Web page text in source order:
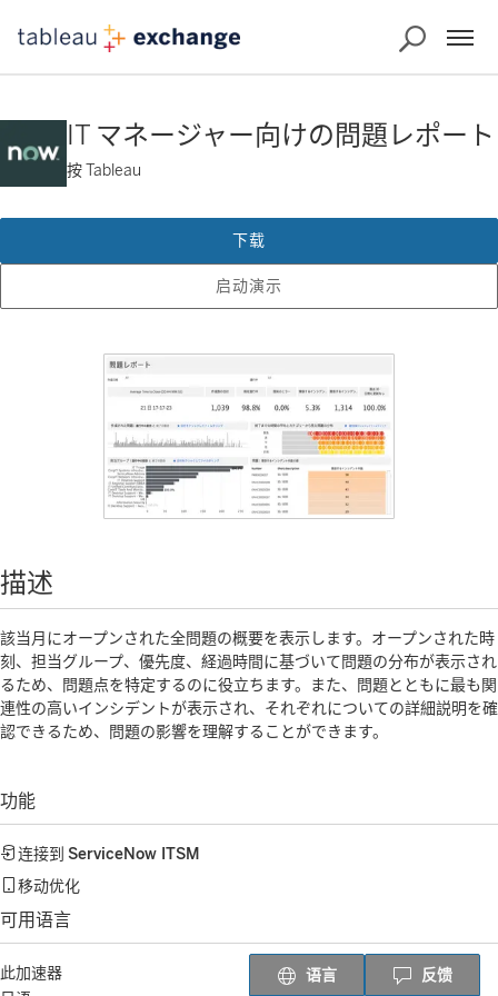
IT マネージャー向けの問題レポート
按 Tableau
启动演示
下载
描述
該当月にオープンされた全問題の概要を表示します。オープンされた時
刻、担当グループ、優先度、経過時間に基づいて問題の分布が表示され
るため、問題点を特定するのに役立ちます。また、問題とともに最も関
連性の高いインシデントが表示され、それぞれについての詳細説明を確
認できるため、問題の影響を理解することができます。
功能
连接到 ServiceNow ITSM
移动优化
可用语言
此加速器
语言 反馈